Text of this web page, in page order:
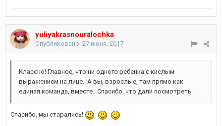
yuliyakrasnouralochka
Опубликовано: 27 июня, 2017
Классно! Главное, что ни одного ребенка с кислым
выражением на лице. А вы, взрослые, там прямо как
единая команда, вместе. Спасибо, что дали посмотреть.
Спасибо, мы старались!